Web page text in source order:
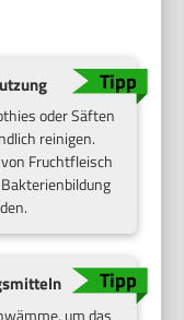
oder Säften
reinigen.
Fruchtfleisch
um das